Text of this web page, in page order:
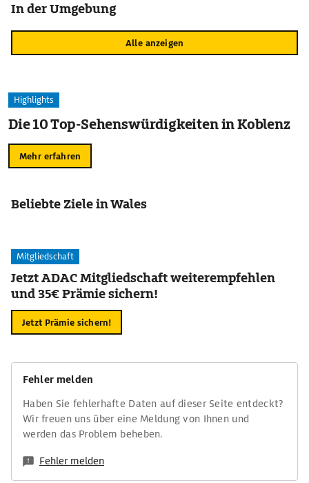
In der Umgebung
Alle anzeigen
Highlights
Die 10 Top-Sehenswürdigkeiten in Koblenz
Mehr erfahren
Beliebte Ziele in Wales
Mitgliedschaft
Jetzt ADAC Mitgliedschaft weiterempfehlen
und 35€ Prämie sichern!
Jetzt Prämie sichern!
Fehler melden
Haben Sie fehlerhafte Daten auf dieser Seite entdeckt?
Wir freuen uns über eine Meldung von Ihnen und
werden das Problem beheben.
Fehler melden